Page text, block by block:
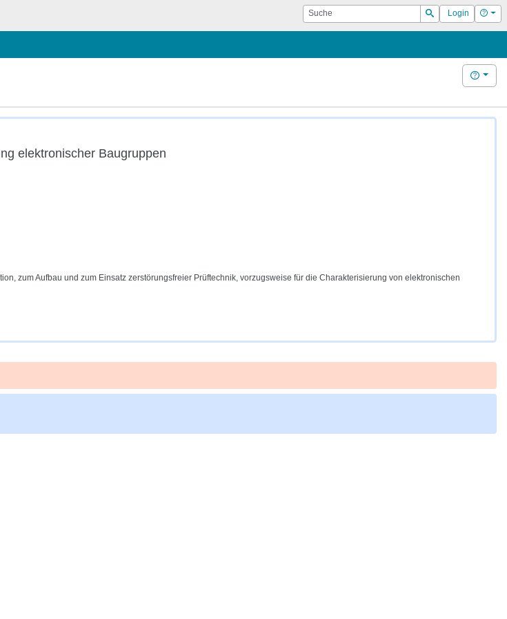
Suche
Suchen
Login Hilfe
Hilfe
elektronischer Baugruppen
zum Aufbau und zum Einsatz zerstörungsfreier Prüftechnik, vorzugsweise für die Charakterisierung von elektronischen